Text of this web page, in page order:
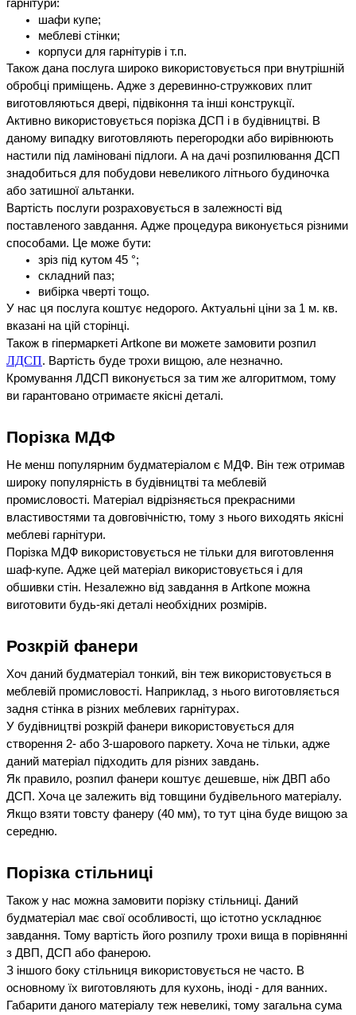
гарнітури:
шафи купе;
меблеві стінки;
корпуси для гарнітурів і т.п.
Також дана послуга широко використовується при внутрішній
обробці приміщень. Адже з деревинно-стружкових плит
виготовляються двері, підвіконня та інші конструкції.
Активно використовується порізка ДСП і в будівництві. В
даному випадку виготовляють перегородки або вирівнюють
настили під ламіновані підлоги. А на дачі розпилювання ДСП
знадобиться для побудови невеликого літнього будиночка
або затишної альтанки.
Вартість послуги розраховується в залежності від
поставленого завдання. Адже процедура виконується різними
способами. Це може бути:
зріз під кутом 45 °;
складний паз;
вибірка чверті тощо.
У нас ця послуга коштує недорого. Актуальні ціни за 1 м. кв.
вказані на цій сторінці.
ЛДСП. Вартість буде трохи вищою, але незначно.
Кромування ЛДСП виконується за тим же алгоритмом, тому
ви гарантовано отримаєте якісні деталі.
Порізка МДФ
Не менш популярним будматеріалом є МДФ. Він теж отримав
широку популярність в будівництві та меблевій
промисловості. Матеріал відрізняється прекрасними
властивостями та довговічністю, тому з нього виходять якісні
меблеві гарнітури.
Порізка МДФ використовується не тільки для виготовлення
шаф-купе. Адже цей матеріал використовується і для
обшивки стін. Незалежно від завдання в Artkone можна
виготовити будь-які деталі необхідних розмірів.
Розкрій фанери
Хоч даний будматеріал тонкий, він теж використовується в
меблевій промисловості. Наприклад, з нього виготовляється
задня стінка в різних меблевих гарнітурах.
У будівництві розкрій фанери використовується для
створення 2- або 3-шарового паркету. Хоча не тільки, адже
даний матеріал підходить для різних завдань.
Як правило, розпил фанери коштує дешевше, ніж ДВП або
ДСП. Хоча це залежить від товщини будівельного матеріалу.
Якщо взяти товсту фанеру (40 мм), то тут ціна буде вищою за
середню.
Порізка стільниці
Також у нас можна замовити порізку стільниці. Даний
будматеріал має свої особливості, що істотно ускладнює
завдання. Тому вартість його розпилу трохи вища в порівнянні
з ДВП, ДСП або фанерою.
З іншого боку стільниця використовується не часто. В
основному їх виготовляють для кухонь, іноді - для ванних.
Габарити даного матеріалу теж невеликі, тому загальна сума